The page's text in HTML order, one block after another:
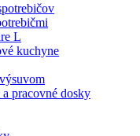
L
kuchyne
pracovné dosky